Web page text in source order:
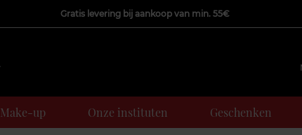
Gratis levering bij aankoop van min. 55€
Make-up Onze instituten Geschenken